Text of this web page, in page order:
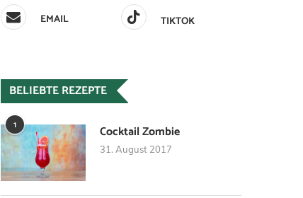
EMAIL
TIKTOK
BELIEBTE REZEPTE
1 Cocktail Zombie
31. August 2017